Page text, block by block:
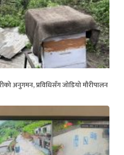
अनुगमन, प्रविधिसँग जोडियो मौरीपालन